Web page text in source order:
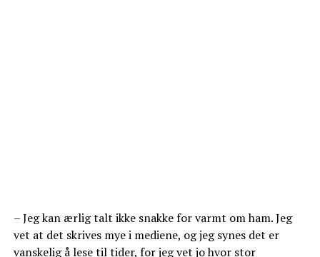
– Jeg kan ærlig talt ikke snakke for varmt om ham. Jeg
vet at det skrives mye i mediene, og jeg synes det er
vanskelig å lese til tider, for jeg vet jo hvor stor